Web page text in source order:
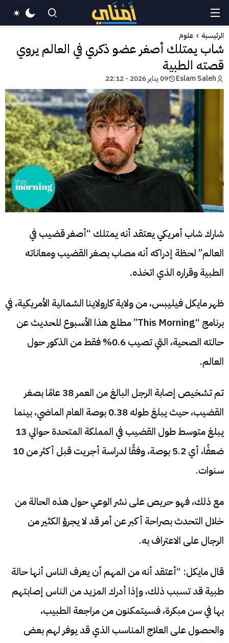
الرئيسية علوم
شاب يمتلك أصغر عضو ذكري في العالم يروي
قصته الطبية
Eslam Saleh 09 يناير 2026 - 22:12
شارك شاب أمريكي يعتقد أنه يمتلك “أصغر قضيب في
العالم” لحظة إدراكه أنه مصاب بصغر القضيب ومعاناته
الطبية وقراره الذي اتخذه.
ظهر مايكل فيليبس، من ولاية كارولاينا الشمالية الأمريكية، في
برنامج “This Morning” مطلع هذا الأسبوع للحديث عن
حالته الصحية، التي تصيب 0.6% فقط من الذكور حول
العالم.
تم تشخيص إصابة الرجل البالغ من العمر 38 عامًا بصغر
القضيب، حيث يبلغ طوله 0.38 بوصة العام الماضي، بينما
يبلغ متوسط ​​طول القضيب في المملكة المتحدة حوالي 13
ضعفًا، أي 5.2 بوصة، وفقًا لدراسة أجريت قبل أكثر من 10
سنوات.
مع ذلك، فهو حريص على نشر الوعي حول هذه الحالة من
خلال التحدث بصراحة أكبر عن أمر قد لا يجرؤ الكثير من
الرجال على الاعتراف به.
قال مايكل: “أعتقد أنه من المهم أن يعرف الناس أنها حالة
طبية قد تسبب ذلك، وإذا أدرك المزيد من الناس إصابتهم
بها في سن مبكرة، فسيتمكنون من مراجعة الطبيب،
والحصول على العلاج المناسب الذي قد يوفر لهم بعض